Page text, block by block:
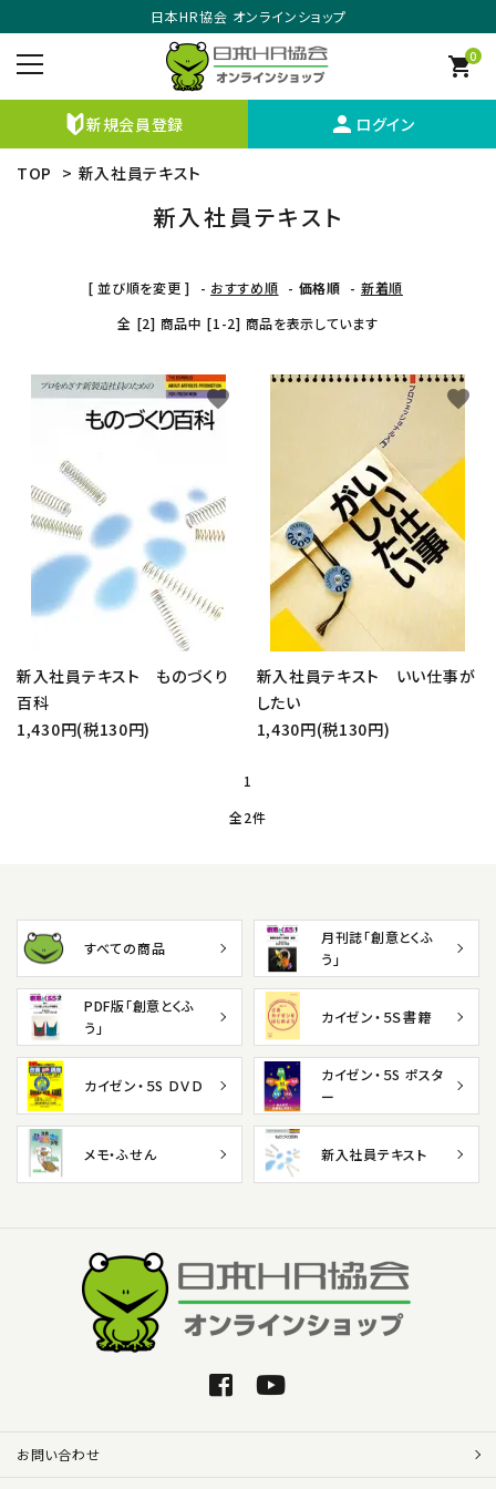
日本HR協会 オンラインショップ
0
shopping_cart
新規会員登録 person ログイン
TOP > 新入社員テキスト
新入社員テキスト
[ 並び順を変更 ] - おすすめ順 - 価格順 - 新着順
全 [2] 商品中 [1-2] 商品を表示しています
新入社員テキスト ものづくり
百科
1,430円(税130円)
favorite
新入社員テキスト いい仕事が
したい
1,430円(税130円)
favorite
1
全2件
キーワード
検索する
すべての商品
月刊誌「創意とくふ
う」
PDF版「創意とくふ
う」
カイゼン・５Ｓ書籍
カイゼン・５S ＤＶＤ
カイゼン・５S ポスタ
ー
メモ・ふせん 新入社員テキスト
お問い合わせ